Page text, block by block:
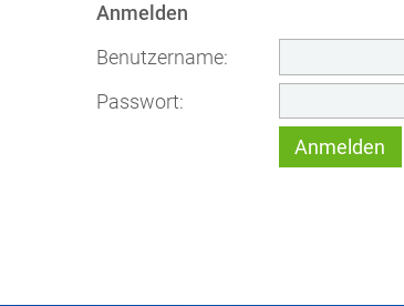
Anmelden
Benutzername:
Passwort: